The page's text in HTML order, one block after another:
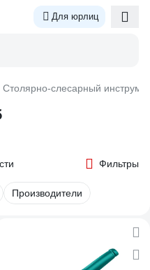
Для юрлиц
Столярно-слесарный
Фильтры
Производители